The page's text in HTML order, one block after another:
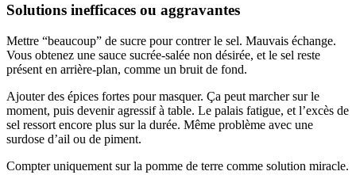
Solutions inefficaces ou aggravantes
Mettre “beaucoup” de sucre pour contrer le sel. Mauvais échange.
Vous obtenez une sauce sucrée-salée non désirée, et le sel reste
présent en arrière-plan, comme un bruit de fond.
Ajouter des épices fortes pour masquer. Ça peut marcher sur le
moment, puis devenir agressif à table. Le palais fatigue, et l’excès de
sel ressort encore plus sur la durée. Même problème avec une
surdose d’ail ou de piment.
Compter uniquement sur la pomme de terre comme solution miracle.